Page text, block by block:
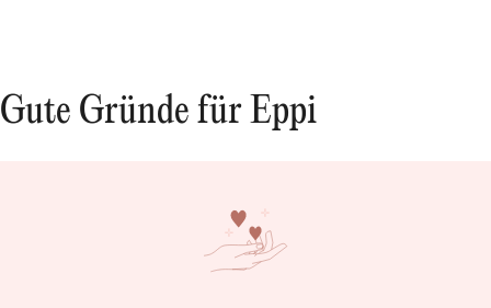
REINHEIT:
SI
FARBE:
G-H
Gute Gründe für Eppi